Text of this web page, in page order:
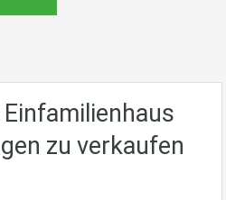
zu verkaufen